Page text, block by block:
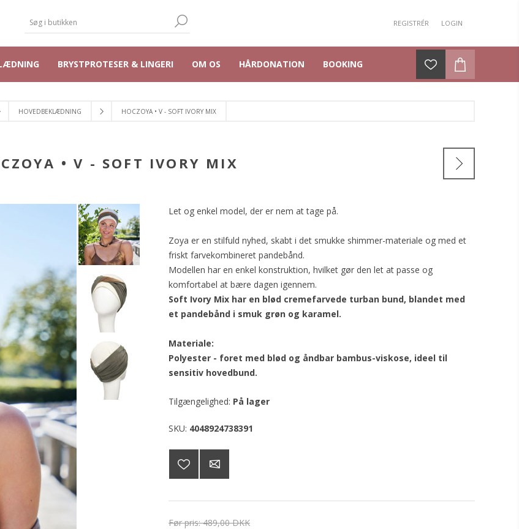
REGISTRÉR LOGIN
BRYSTPROTESER & LINGERI OM OS HÅRDONATION BOOKING
HOVEDBEKLÆDNING HOCZOYA • V - SOFT IVORY MIX
• V - SOFT IVORY MIX
Let og enkel model, der er nem at tage på.
Zoya er en stilfuld nyhed, skabt i det smukke shimmer-materiale og med et
friskt farvekombineret pandebånd.
Modellen har en enkel konstruktion, hvilket gør den let at passe og
komfortabel at bære dagen igennem.
Soft Ivory Mix har en blød cremefarvede turban bund, blandet med
et pandebånd i smuk grøn og karamel.
Materiale:
Polyester - foret med blød og åndbar bambus-viskose, ideel til
sensitiv hovedbund.
Tilgængelighed: På lager
SKU: 4048924738391
Før pris: 489,00 DKK